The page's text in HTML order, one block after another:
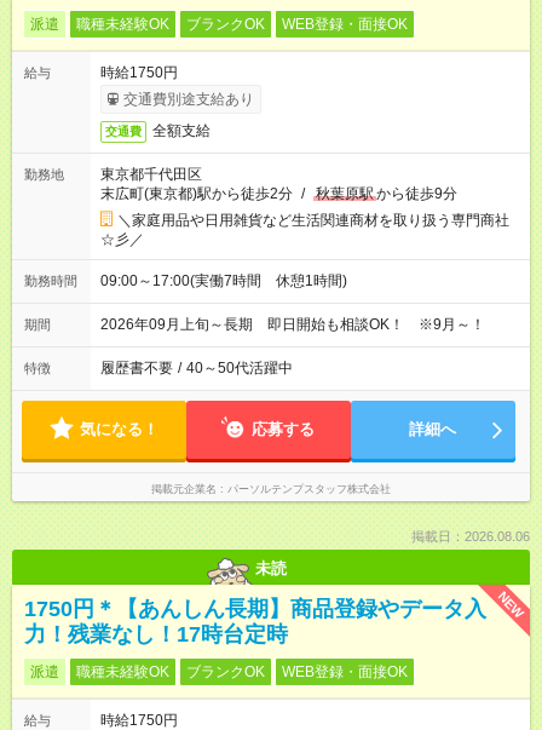
派遣 職種未経験OK ブランクOK WEB登録・面接OK
給与
時給1750円
交通費別途支給あり
交通費 全額支給
勤務地
東京都千代田区
末広町(東京都)駅から徒歩2分 / 秋葉原駅から徒歩9分
＼家庭用品や日用雑貨など生活関連商材を取り扱う専門商社
☆彡／
勤務時間 09:00～17:00(実働7時間 休憩1時間)
期間 2026年09月上旬～長期 即日開始も相談OK！ ※9月～！
特徴 履歴書不要 / 40～50代活躍中
気になる！ 応募する 詳細へ
掲載元企業名 パーソルテンプスタッフ株式会社
掲載日：2026.08.06
未読
NEW
1750円＊【あんしん長期】商品登録やデータ入
力！残業なし！17時台定時
派遣 職種未経験OK ブランクOK WEB登録・面接OK
給与
時給1750円